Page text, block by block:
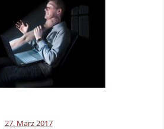
27. März 2017